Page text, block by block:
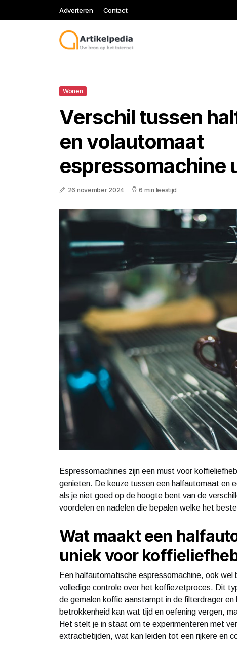
Adverteren Contact
Wonen
Verschil tussen
en volautomaat
espressomachine
26 november 2024 6 min leestijd
Espressomachines zijn een must voor
genieten. De keuze tussen een halfautomaat en
als je niet goed op de hoogte bent van de
voordelen en nadelen die bepalen welke het
Wat maakt een
uniek voor
Een halfautomatische espressomachine, ook
volledige controle over het koffiezetproces. Dit
de gemalen koffie aanstampt in de filterdrager
betrokkenheid kan wat tijd en oefening vergen,
Het stelt je in staat om te experimenteren met
extractietijden, wat kan leiden tot een rijkere en